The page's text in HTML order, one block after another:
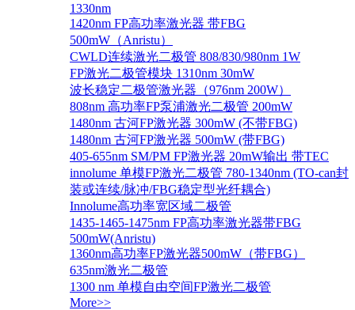
1330nm
1420nm FP高功率激光器 带FBG
500mW（Anristu）
CWLD连续激光二极管 808/830/980nm 1W
FP激光二极管模块 1310nm 30mW
波长稳定二极管激光器（976nm 200W）
808nm 高功率FP泵浦激光二极管 200mW
1480nm 古河FP激光器 300mW (不带FBG)
1480nm 古河FP激光器 500mW (带FBG)
405-655nm SM/PM FP激光器 20mW输出 带TEC
innolume 单模FP激光二极管 780-1340nm (TO-can封
装或连续/脉冲/FBG稳定型光纤耦合)
Innolume高功率宽区域二极管
1435-1465-1475nm FP高功率激光器带FBG
500mW(Anristu)
1360nm高功率FP激光器500mW（带FBG）
635nm激光二极管
1300 nm 单模自由空间FP激光二极管
More>>